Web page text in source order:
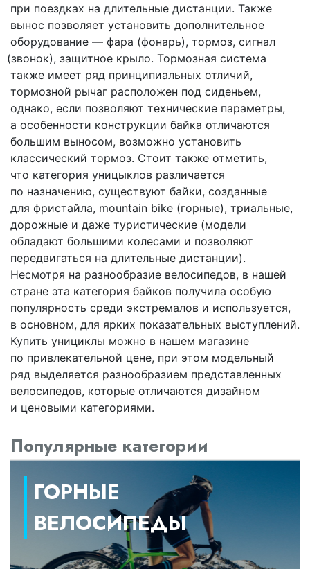
при поездках на длительные дистанции. Также
вынос позволяет установить дополнительное
оборудование — фара (фонарь), тормоз, сигнал
(звонок), защитное крыло. Тормозная система
также имеет ряд принципиальных отличий,
тормозной рычаг расположен под сиденьем,
однако, если позволяют технические параметры,
а особенности конструкции байка отличаются
большим выносом, возможно установить
классический тормоз. Стоит также отметить,
что категория уницыклов различается
по назначению, существуют байки, созданные
для фристайла, mountain bike (горные), триальные,
дорожные и даже туристические (модели
обладают большими колесами и позволяют
передвигаться на длительные дистанции).
Несмотря на разнообразие велосипедов, в нашей
стране эта категория байков получила особую
популярность среди экстремалов и используется,
в основном, для ярких показательных выступлений.
Купить унициклы можно в нашем магазине
по привлекательной цене, при этом модельный
ряд выделяется разнообразием представленных
велосипедов, которые отличаются дизайном
и ценовыми категориями.
Популярные категории
ГОРНЫЕ
ВЕЛОСИПЕДЫ